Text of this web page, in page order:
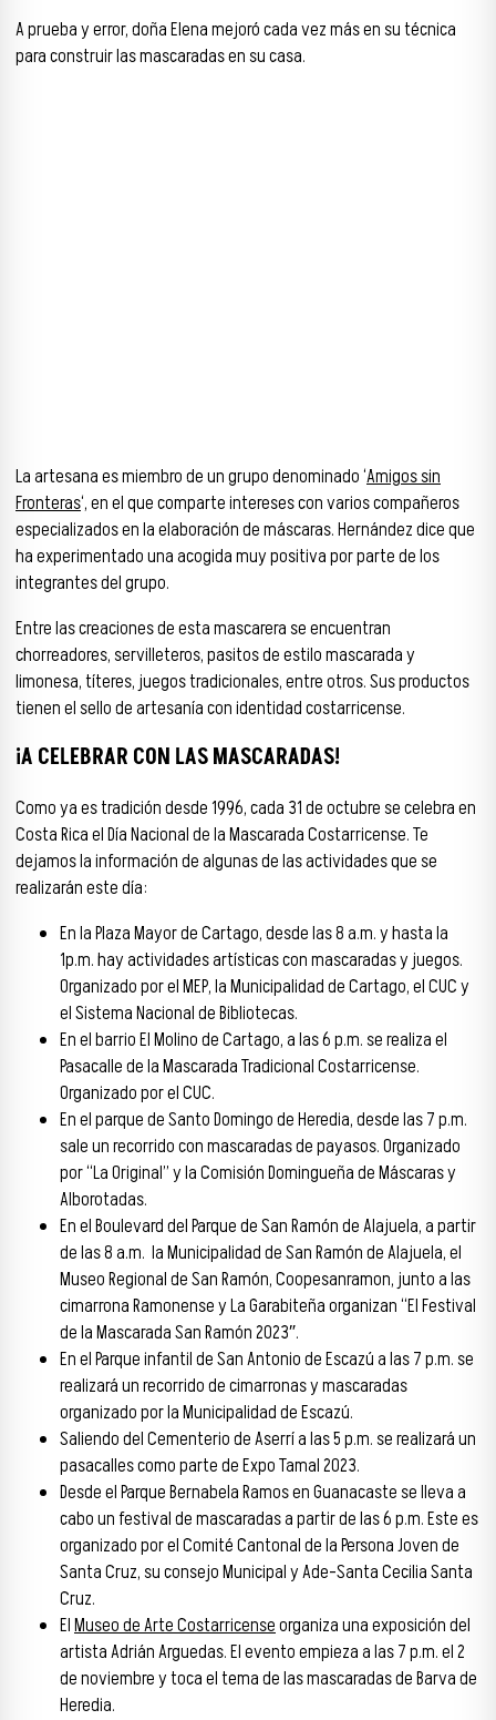
A prueba y error, doña Elena mejoró cada vez más en su técnica
para construir las mascaradas en su casa.
La artesana es miembro de un grupo denominado ‘Amigos sin
Fronteras‘, en el que comparte intereses con varios compañeros
especializados en la elaboración de máscaras. Hernández dice que
ha experimentado una acogida muy positiva por parte de los
integrantes del grupo.
Entre las creaciones de esta mascarera se encuentran
chorreadores, servilleteros, pasitos de estilo mascarada y
limonesa, títeres, juegos tradicionales, entre otros. Sus productos
tienen el sello de artesanía con identidad costarricense.
¡A CELEBRAR CON LAS MASCARADAS!
Como ya es tradición desde 1996, cada 31 de octubre se celebra en
Costa Rica el Día Nacional de la Mascarada Costarricense. Te
dejamos la información de algunas de las actividades que se
realizarán este día:
En la Plaza Mayor de Cartago, desde las 8 a.m. y hasta la
1p.m. hay actividades artísticas con mascaradas y juegos.
Organizado por el MEP, la Municipalidad de Cartago, el CUC y
el Sistema Nacional de Bibliotecas.
En el barrio El Molino de Cartago, a las 6 p.m. se realiza el
Pasacalle de la Mascarada Tradicional Costarricense.
Organizado por el CUC.
En el parque de Santo Domingo de Heredia, desde las 7 p.m.
sale un recorrido con mascaradas de payasos. Organizado
por “La Original” y la Comisión Domingueña de Máscaras y
Alborotadas.
En el Boulevard del Parque de San Ramón de Alajuela, a partir
de las 8 a.m. la Municipalidad de San Ramón de Alajuela, el
Museo Regional de San Ramón, Coopesanramon, junto a las
cimarrona Ramonense y La Garabiteña organizan “El Festival
de la Mascarada San Ramón 2023″.
En el Parque infantil de San Antonio de Escazú a las 7 p.m. se
realizará un recorrido de cimarronas y mascaradas
organizado por la Municipalidad de Escazú.
Saliendo del Cementerio de Aserrí a las 5 p.m. se realizará un
pasacalles como parte de Expo Tamal 2023.
Desde el Parque Bernabela Ramos en Guanacaste se lleva a
cabo un festival de mascaradas a partir de las 6 p.m. Este es
organizado por el Comité Cantonal de la Persona Joven de
Santa Cruz, su consejo Municipal y Ade-Santa Cecilia Santa
Cruz.
ElMuseo de Arte Costarricenseorganiza una exposición del
artista Adrián Arguedas. El evento empieza a las 7 p.m. el 2
de noviembre y toca el tema de las mascaradas de Barva de
Heredia.